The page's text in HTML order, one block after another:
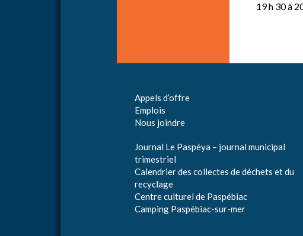
19 h 30 à
Appels d’offre
Emplois
Nous joindre
Journal Le Paspéya – journal municipal
trimestriel
Calendrier des collectes de déchets et du
recyclage
Centre culturel de Paspébiac
Camping Paspébiac-sur-mer